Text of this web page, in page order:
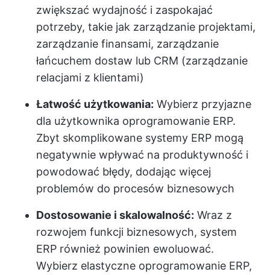
zwiększać wydajność i zaspokajać
potrzeby, takie jak zarządzanie projektami,
zarządzanie finansami, zarządzanie
łańcuchem dostaw lub CRM (zarządzanie
relacjami z klientami)
Łatwość użytkowania: Wybierz przyjazne
dla użytkownika oprogramowanie ERP.
Zbyt skomplikowane systemy ERP mogą
negatywnie wpływać na produktywność i
powodować błędy, dodając więcej
problemów do procesów biznesowych
Dostosowanie i skalowalność: Wraz z
rozwojem funkcji biznesowych, system
ERP również powinien ewoluować.
Wybierz elastyczne oprogramowanie ERP,